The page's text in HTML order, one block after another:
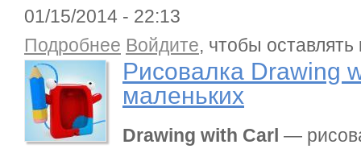
01/15/2014 - 22:13
Подробнее о Рисовалка Drawing with Carl для самых
Войдите, чтобы
Рисовалка Drawing
маленьких
Drawing with Carl —